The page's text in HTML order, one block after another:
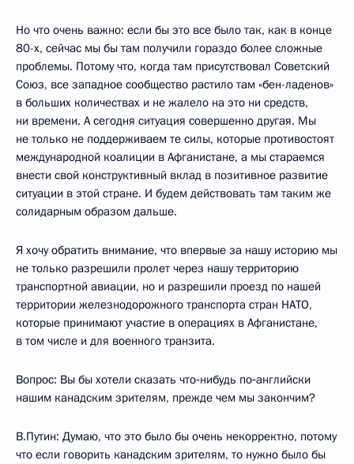
Но что очень важно: если бы это все было так, как в конце
80-х, сейчас мы бы там получили гораздо более сложные
проблемы. Потому что, когда там присутствовал Советский
Союз, все западное сообщество растило там «бен-ладенов»
в больших количествах и не жалело на это ни средств,
ни времени. А сегодня ситуация совершенно другая. Мы
не только не поддерживаем те силы, которые противостоят
международной коалиции в Афганистане, а мы стараемся
внести свой конструктивный вклад в позитивное развитие
ситуации в этой стране. И будем действовать там таким же
солидарным образом дальше.
Я хочу обратить внимание, что впервые за нашу историю мы
не только разрешили пролет через нашу территорию
транспортной авиации, но и разрешили проезд по нашей
территории железнодорожного транспорта стран НАТО,
которые принимают участие в операциях в Афганистане,
в том числе и для военного транзита.
Вопрос: Вы бы хотели сказать что‑нибудь по‑английски
нашим канадским зрителям, прежде чем мы закончим?
В.Путин: Думаю, что это было бы очень некорректно, потому
что если говорить канадским зрителям, то нужно было бы